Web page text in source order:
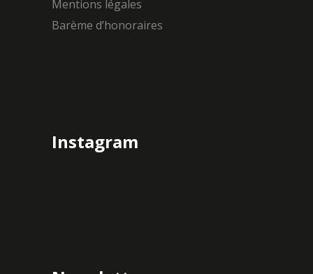
Mentions légales
Barème d’honoraires
Instagram